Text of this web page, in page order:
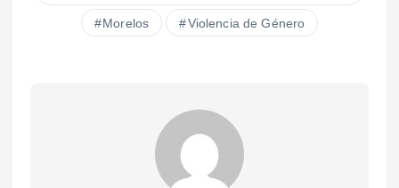
Morelos Violencia de Género